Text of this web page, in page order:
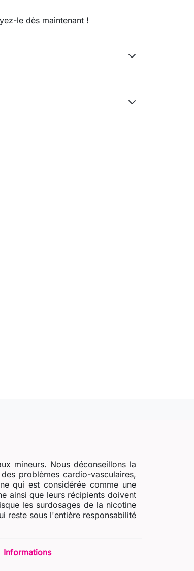
le dès maintenant !
mineurs. Nous déconseillons la
problèmes cardio-vasculaires,
qui est considérée comme une
ainsi que leurs récipients doivent
les surdosages de la nicotine
reste sous l'entière responsabilité
Informations